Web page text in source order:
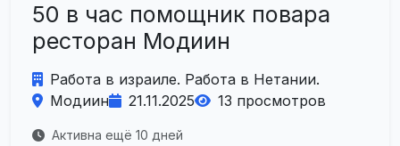
50 в час помощник повара
ресторан Модиин
Работа в израиле. Работа в Нетании.
Модиин
21.11.2025 13 просмотров
Активна ещё 10 дней